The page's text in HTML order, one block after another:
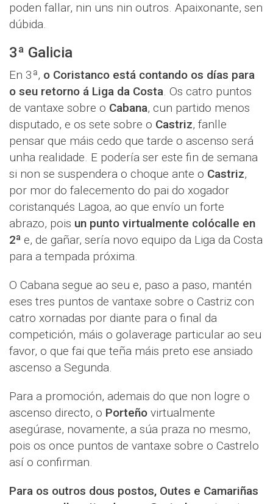
poden fallar, nin uns nin outros. Apaixonante, sen
dúbida.
3ª Galicia
En 3ª, o Coristanco está contando os días para
o seu retorno á Liga da Costa. Os catro puntos
de vantaxe sobre o Cabana, cun partido menos
disputado, e os sete sobre o Castriz, fanlle
pensar que máis cedo que tarde o ascenso será
unha realidade. E podería ser este fin de semana
si non se suspendera o choque ante o Castriz,
por mor do falecemento do pai do xogador
coristanqués Lagoa, ao que envío un forte
abrazo, pois un punto virtualmente colócalle en
2ª e, de gañar, sería novo equipo da Liga da Costa
para a tempada próxima.
O Cabana segue ao seu e, paso a paso, mantén
eses tres puntos de vantaxe sobre o Castriz con
catro xornadas por diante para o final da
competición, máis o golaverage particular ao seu
favor, o que fai que teña máis preto ese ansiado
ascenso a Segunda.
Para a promoción, ademais do que non logre o
ascenso directo, o Porteño virtualmente
asegúrase, novamente, a súa praza no mesmo,
pois os once puntos de vantaxe sobre o Castrelo
así o confirman.
Para os outros dous postos, Outes e Camariñas